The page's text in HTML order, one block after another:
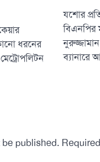
ধরনের
যশোর
বিএনপির
ব্যানারে
published.